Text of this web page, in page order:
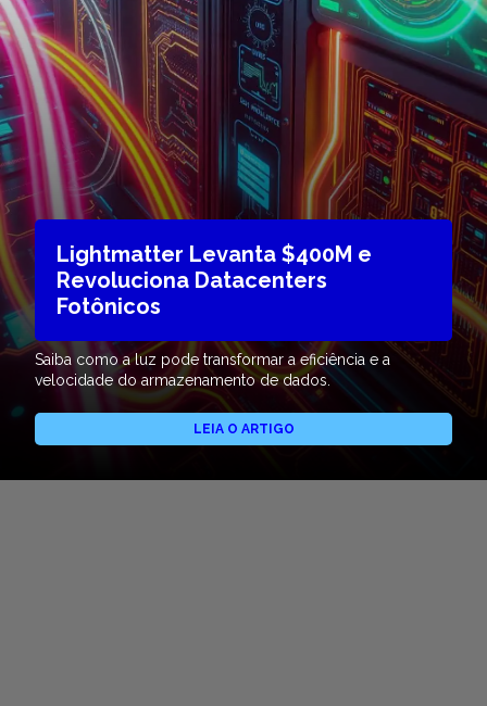
Lightmatter Levanta $400M e
Revoluciona Datacenters
Fotônicos
Saiba como a luz pode transformar a eficiência e a
velocidade do armazenamento de dados.
LEIA O ARTIGO